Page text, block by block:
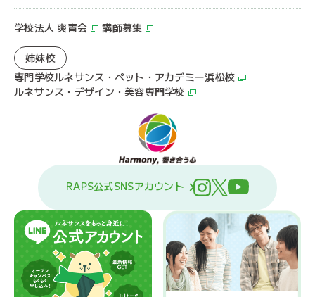
学校法人 爽青会 講師募集
姉妹校
専門学校ルネサンス・ペット・アカデミー浜松校
ルネサンス・デザイン・美容専門学校
RAPS公式SNSアカウント